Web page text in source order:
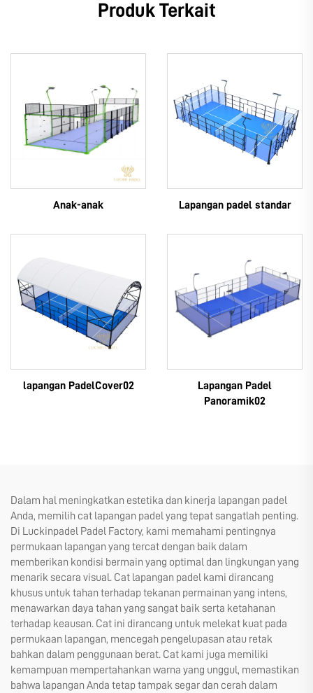
Produk Terkait
Anak-anak Lapangan padel standar
lapangan PadelCover02
Lapangan Padel
Panoramik02
Dalam hal meningkatkan estetika dan kinerja lapangan padel
Anda, memilih cat lapangan padel yang tepat sangatlah penting.
Di Luckinpadel Padel Factory, kami memahami pentingnya
permukaan lapangan yang tercat dengan baik dalam
memberikan kondisi bermain yang optimal dan lingkungan yang
menarik secara visual. Cat lapangan padel kami dirancang
khusus untuk tahan terhadap tekanan permainan yang intens,
menawarkan daya tahan yang sangat baik serta ketahanan
terhadap keausan. Cat ini dirancang untuk melekat kuat pada
permukaan lapangan, mencegah pengelupasan atau retak
bahkan dalam penggunaan berat. Cat kami juga memiliki
kemampuan mempertahankan warna yang unggul, memastikan
bahwa lapangan Anda tetap tampak segar dan cerah dalam